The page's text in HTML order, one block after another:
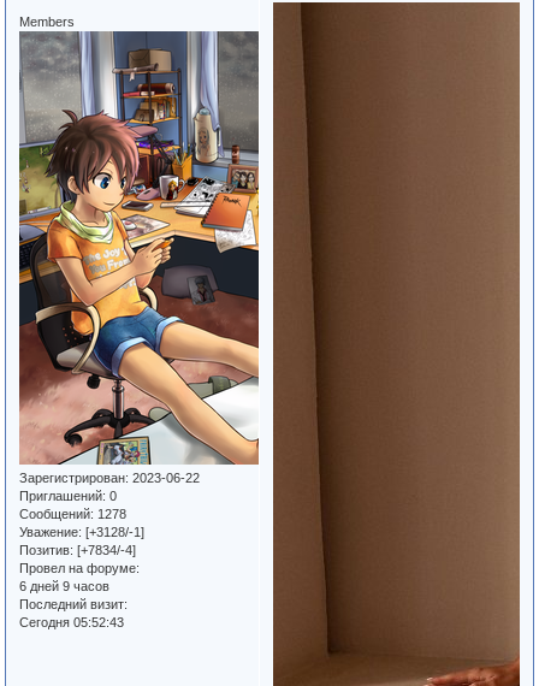
Members
Зарегистрирован: 2023-06-22
Приглашений: 0
Сообщений: 1278
Уважение: [+3128/-1]
Позитив: [+7834/-4]
Провел на форуме:
6 дней 9 часов
Последний визит:
Сегодня 05:52:43